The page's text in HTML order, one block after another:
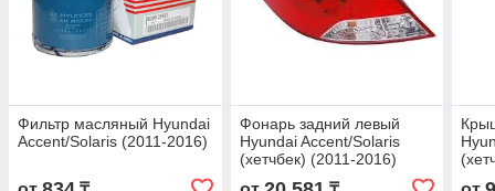
Фильтр масляный Hyundai
Accent/Solaris (2011-2016)
Фонарь задний левый
Hyundai Accent/Solaris
(хетчбек) (2011-2016)